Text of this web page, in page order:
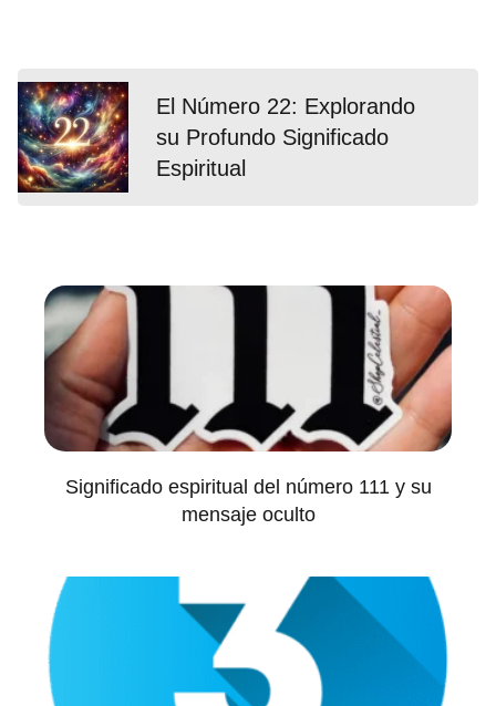
El Número 22: Explorando
su Profundo Significado
Espiritual
Significado espiritual del número 111 y su
mensaje oculto